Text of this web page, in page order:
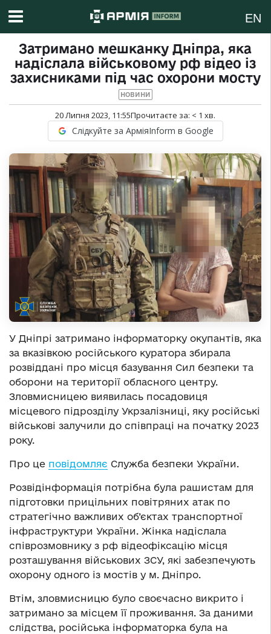
EN
Затримано мешканку Дніпра, яка
надіслала військовому рф відео із
захисниками під час охорони мосту
НОВИНИ
20 Липня 2023, 11:55Прочитаєте за: < 1 хв.
Слідкуйте за АрміяInform в Google
У Дніпрі затримано інформаторку окупантів, яка
за вказівкою російського куратора збирала
розвіддані про місця базування Сил безпеки та
оборони на території обласного центру.
Зловмисницею виявилась посадовиця
місцевого підрозділу Укрзалізниці, яку російські
військові залучили до співпраці на початку 2023
року.
Про це повідомляє Служба безпеки України.
Розвідінформація потрібна була рашистам для
підготовки прицільних повітряних атак по
стратегічно важливих об’єктах транспортної
інфраструктури України. Жінка надіслала
співрозмовнику з рф відеофіксацію місця
розташування військових ЗСУ, які забезпечують
охорону одного із мостів у м. Дніпро.
Втім, зловмисницю було своєчасно викрито і
затримано за місцем її проживання. За даними
слідства, російська інформаторка була на